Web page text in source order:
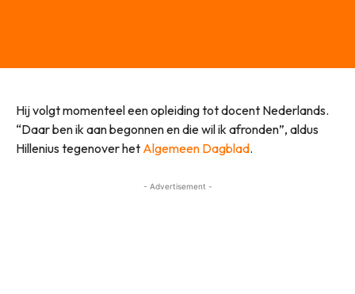
Hij volgt momenteel een opleiding tot docent Nederlands.
“Daar ben ik aan begonnen en die wil ik afronden”, aldus
Hillenius tegenover het Algemeen Dagblad.
- Advertisement -